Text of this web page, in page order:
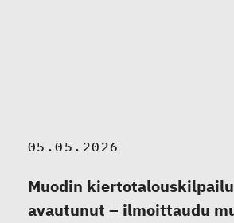
05.05.2026
Muodin
avautunut – ilmoittaudu